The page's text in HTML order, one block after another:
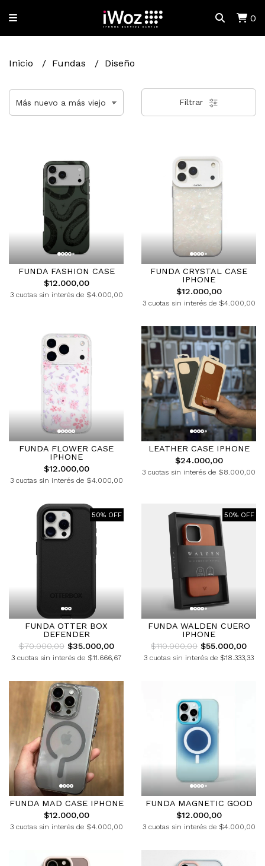
0
Inicio Fundas Diseño
Filtrar
FUNDA FASHION CASE
$12.000,00
3 cuotas sin interés de $4.000,00
FUNDA CRYSTAL CASE
IPHONE
$12.000,00
3 cuotas sin interés de $4.000,00
FUNDA FLOWER CASE
IPHONE
$12.000,00
3 cuotas sin interés de $4.000,00
LEATHER CASE IPHONE
$24.000,00
3 cuotas sin interés de $8.000,00
50% OFF
FUNDA OTTER BOX
DEFENDER
$70.000,00$35.000,00
3 cuotas sin interés de $11.666,67
50% OFF
FUNDA WALDEN CUERO
IPHONE
$110.000,00 $55.000,00
3 cuotas sin interés de $18.333,33
FUNDA MAD CASE IPHONE
$12.000,00
3 cuotas sin interés de $4.000,00
FUNDA MAGNETIC GOOD
$12.000,00
3 cuotas sin interés de $4.000,00